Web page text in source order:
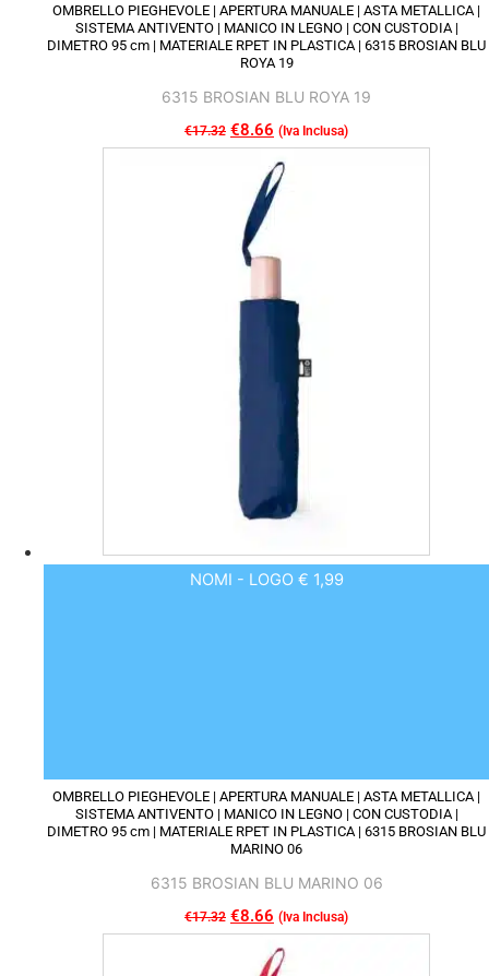
OMBRELLO PIEGHEVOLE | APERTURA MANUALE | ASTA METALLICA |
SISTEMA ANTIVENTO | MANICO IN LEGNO | CON CUSTODIA |
DIMETRO 95 cm | MATERIALE RPET IN PLASTICA | 6315 BROSIAN BLU
ROYA 19
6315 BROSIAN BLU ROYA 19
€17.32 Il
prezzo
originale
era:
€17.32.
€8.66 Il
prezzo
attuale
€8.66.
(Iva Inclusa)
Questo
prodotto
ha
varianti.
Le
opzioni
possono
essere
scelte
nella
pagina
prodotto
NOMI - LOGO € 1,99
OMBRELLO PIEGHEVOLE | APERTURA MANUALE | ASTA METALLICA |
SISTEMA ANTIVENTO | MANICO IN LEGNO | CON CUSTODIA |
DIMETRO 95 cm | MATERIALE RPET IN PLASTICA | 6315 BROSIAN BLU
MARINO 06
6315 BROSIAN BLU MARINO 06
€17.32 Il
prezzo
€8.66 Il
prezzo
(Iva Inclusa)
Questo